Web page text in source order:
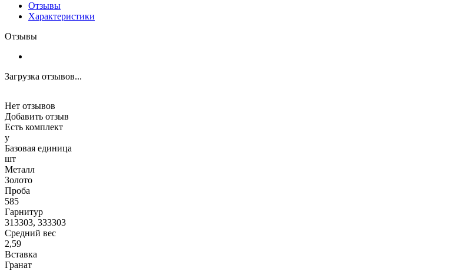
Отзывы
Характеристики
Отзывы
Загрузка отзывов...
Нет отзывов
Добавить отзыв
Есть комплект
y
Базовая единица
шт
Металл
Золото
Проба
585
Гарнитур
313303, 333303
Средний вес
2,59
Вставка
Гранат